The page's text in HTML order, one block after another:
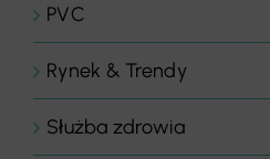
PVC
Rynek & Trendy
Służba zdrowia